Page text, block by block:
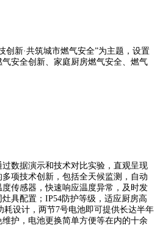
创新·共筑城市燃气安全”为主题，设置
安全创新、家庭厨房燃气安全、燃气
数据演示和技术对比实验，直观呈现
项技术创新，包括全天候监测，自动
传感器，快速响应温度异常，及时发
具配置；IP54防护等级，适应厨房高
耗设计，两节7号电池即可提供长达半年
护，电池更换简单方便等在内的十余